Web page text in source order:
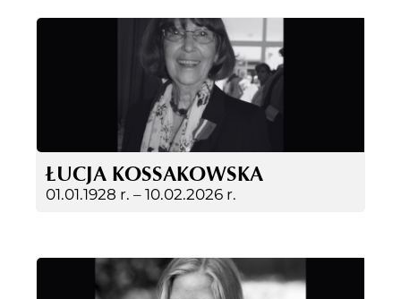
ŁUCJA KOSSAKOWSKA
01.01.1928 r. – 10.02.2026 r.